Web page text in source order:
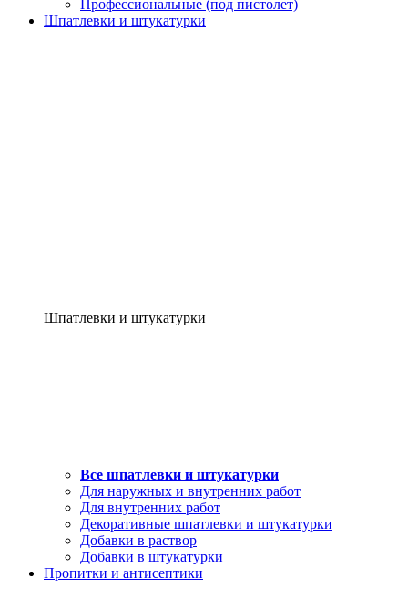
Профессиональные (под пистолет)
Шпатлевки и штукатурки
Шпатлевки и штукатурки
Все шпатлевки и штукатурки
Для наружных и внутренних работ
Для внутренних работ
Декоративные шпатлевки и штукатурки
Добавки в раствор
Добавки в штукатурки
Пропитки и антисептики